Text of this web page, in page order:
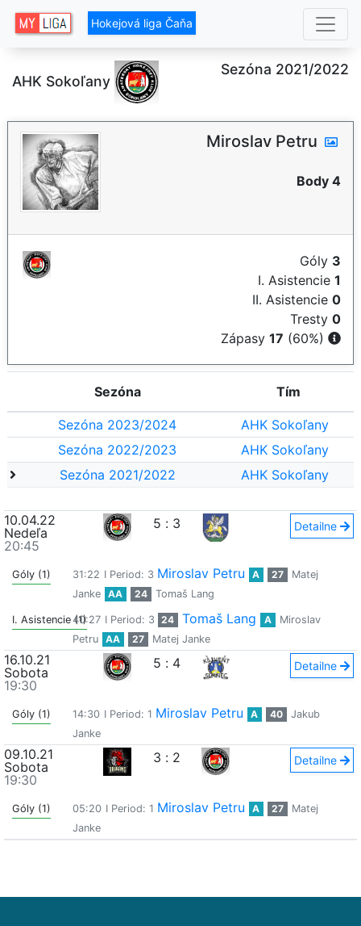
Hokejová liga Čaňa
AHK Sokoľany
Sezóna 2021/2022
Miroslav Petru
Body 4
Góly 3
I. Asistencie 1
II. Asistencie 0
Tresty 0
Zápasy 17 (60%)
Sezóna Tím
Sezóna 2023/2024
AHK Sokoľany
Sezóna 2022/2023
AHK Sokoľany
Sezóna 2021/2022
AHK Sokoľany
10.04.22
Nedeľa
20:45
5 : 3 Detailne
Góly (1) 31:22 I Period: 3 Miroslav Petru A 27
Matej
Janke
AA 24 Tomaš Lang
I. Asistencie (1)40:27 I Period: 3 24 Tomaš Lang A
Miroslav
Petru
AA 27 Matej Janke
16.10.21
Sobota
19:30
5 : 4 Detailne
Góly (1) 14:30 I Period: 1 Miroslav Petru A 40
Jakub
Janke
09.10.21
Sobota
19:30
3 : 2 Detailne
Góly (1) 05:20 I Period: 1 Miroslav Petru A 27
Matej
Janke